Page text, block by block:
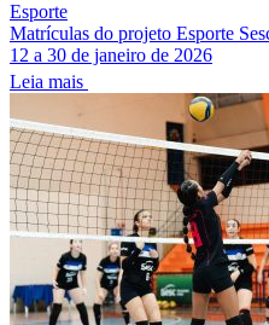
Esporte
Matrículas do projeto Esporte
12 a 30 de janeiro de 2026
Leia mais